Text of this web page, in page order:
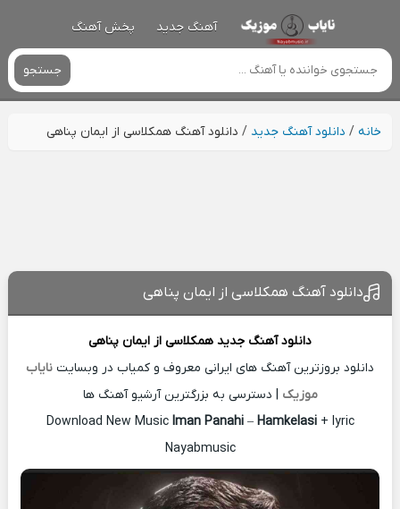
آهنگ جدید پخش آهنگ
جستجو
خانه/ دانلود آهنگ جدید / دانلود آهنگ همکلاسی از ایمان پناهی
دانلود آهنگ همکلاسی از ایمان پناهی
دانلود آهنگ جدید همکلاسی از ایمان پناهی
دانلود بروزترین آهنگ های ایرانی معروف و کمیاب در وبسایت نایاب
موزیک | دسترسی به بزرگترین آرشیو آهنگ ها
Download New Music Iman Panahi– Hamkelasi+ lyric
Nayabmusic